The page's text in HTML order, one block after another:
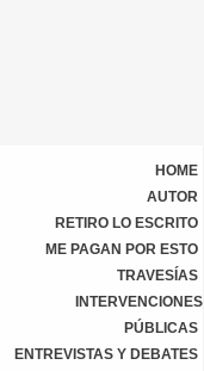
HOME
AUTOR
RETIRO LO ESCRITO
ME PAGAN POR ESTO
TRAVESÍAS
INTERVENCIONES
PÚBLICAS
ENTREVISTAS Y DEBATES